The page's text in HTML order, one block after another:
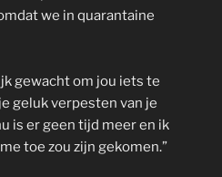
we in quarantaine
gewacht om jou iets te
geluk verpesten van je
is er geen tijd meer en ik
toe zou zijn gekomen.”